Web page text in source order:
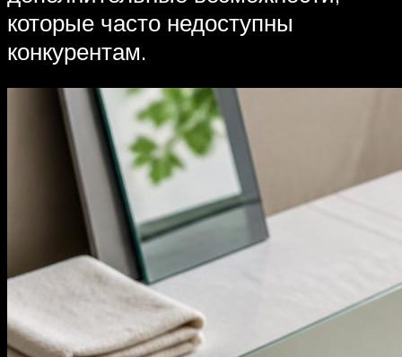
которые часто недоступны
конкурентам.